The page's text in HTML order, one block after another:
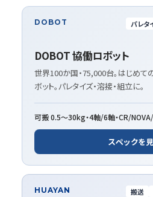
DOBOT パレタ
DOBOT 協働ロボット
世界100か国・75,000台。はじめ
ボット。パレタイズ・溶接・組立に。
可搬 0.5〜30kg・4軸/6軸・CR/
スペックを
HUAYAN 搬送